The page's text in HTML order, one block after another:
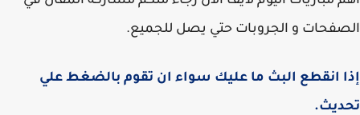
و الجروبات حتي يصل للجميع.
انقطع البث ما عليك سواء ان تقوم بالضغط علي